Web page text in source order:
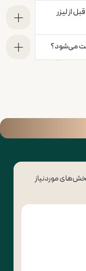
از لیزر
می‌شود؟
موردنیاز